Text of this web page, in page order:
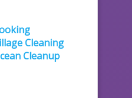
Cleaning
Cleanup